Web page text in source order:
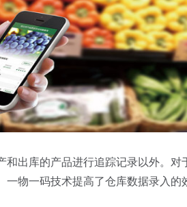
和出库的产品进行追踪记录以外。
一物一码技术提高了仓库数据录入